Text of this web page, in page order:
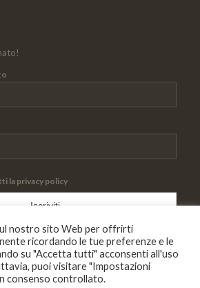
la privacy policy
nostro sito Web per offrirti
ricordando le tue preferenze e le
su "Accetta tutti" acconsenti all'uso
puoi visitare "Impostazioni
consenso controllato.